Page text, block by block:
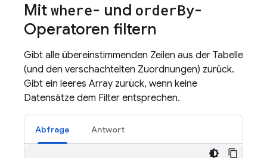
Mitwhere- und orderBy-
Operatoren filtern
Gibt alle übereinstimmenden Zeilen aus der Tabelle
(und den verschachtelten Zuordnungen) zurück.
Gibt ein leeres Array zurück, wenn keine
Datensätze dem Filter entsprechen.
Abfrage Antwort